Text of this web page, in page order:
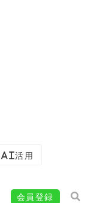
AI活用
会員登録